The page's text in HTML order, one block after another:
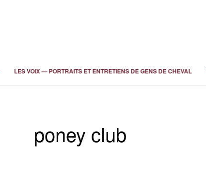
LES VOIX — PORTRAITS ET ENTRETIENS DE GENS DE CHEVAL
poney club